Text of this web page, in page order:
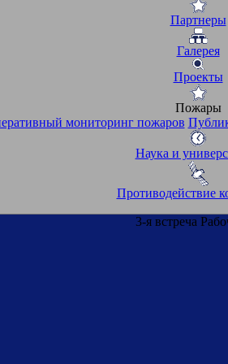
Партнеры
Галерея
Проекты
Пожары
мониторинг пожаров
Наука и
Противодействие
3-я встреча